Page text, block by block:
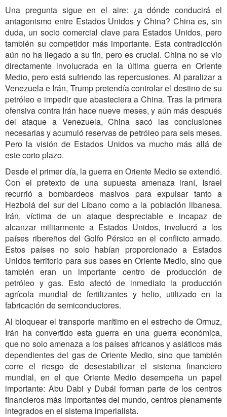
Una pregunta sigue en el aire: ¿a dónde conducirá el
antagonismo entre Estados Unidos y China? China es, sin
duda, un socio comercial clave para Estados Unidos, pero
también su competidor más importante. Esta contradicción
aún no ha llegado a su fin, pero es crucial. China no se vio
directamente involucrada en la última guerra en Oriente
Medio, pero está sufriendo las repercusiones. Al paralizar a
Venezuela e Irán, Trump pretendía controlar el destino de su
petróleo e impedir que abasteciera a China. Tras la primera
ofensiva contra Irán hace nueve meses, y aún más después
del ataque a Venezuela, China sacó las conclusiones
necesarias y acumuló reservas de petróleo para seis meses.
Pero la visión de Estados Unidos va mucho más allá de
este corto plazo.
Desde el primer día, la guerra en Oriente Medio se extendió.
Con el pretexto de una supuesta amenaza iraní, Israel
recurrió a bombardeos masivos para expulsar tanto a
Hezbolá del sur del Líbano como a la población libanesa.
Irán, víctima de un ataque despreciable e incapaz de
alcanzar militarmente a Estados Unidos, involucró a los
países ribereños del Golfo Pérsico en el conflicto armado.
Estos países no solo habían proporcionado a Estados
Unidos territorio para sus bases en Oriente Medio, sino que
también eran un importante centro de producción de
petróleo y gas. Esto afectó de inmediato la producción
agrícola mundial de fertilizantes y helio, utilizado en la
fabricación de semiconductores.
Al bloquear el transporte marítimo en el estrecho de Ormuz,
Irán ha convertido esta guerra en una guerra económica,
que no solo amenaza a los países africanos y asiáticos más
dependientes del gas de Oriente Medio, sino que también
corre el riesgo de desestabilizar el sistema financiero
mundial, en el que Oriente Medio desempeña un papel
importante: Abu Dabi y Dubái forman parte de los centros
financieros más importantes del mundo, centros plenamente
integrados en el sistema imperialista.